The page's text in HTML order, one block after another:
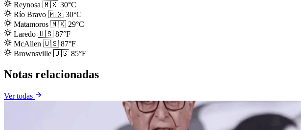
Reynosa 🇲🇽 30°C
Río Bravo 🇲🇽 30°C
Matamoros 🇲🇽 29°C
Laredo 🇺🇸 87°F
McAllen 🇺🇸 87°F
Brownsville 🇺🇸 85°F
Notas relacionadas
Ver todas